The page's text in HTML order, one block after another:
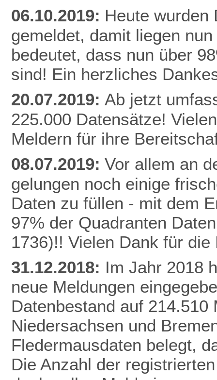
06.10.2019: Heute wurden
gemeldet, damit liegen
bedeutet, dass nun über
sind! Ein herzliches
20.07.2019: Ab jetzt
225.000 Datensätze!
Meldern für ihre
08.07.2019: Vor allem an
gelungen noch einige
Daten zu füllen - mit dem
97% der Quadranten
1736)!! Vielen Dank für die
31.12.2018: Im Jahr 2018
neue Meldungen
Datenbestand auf
Niedersachsen und
Fledermausdaten belegt,
Die Anzahl der